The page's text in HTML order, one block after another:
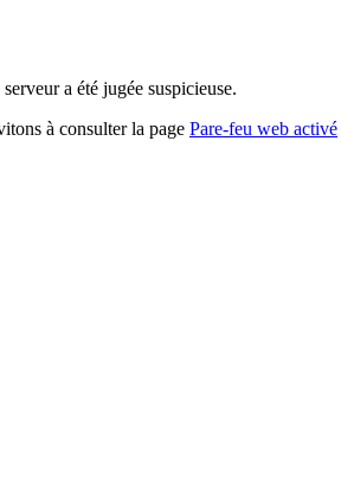
a été jugée suspicieuse.
à consulter la page Pare-feu web activé